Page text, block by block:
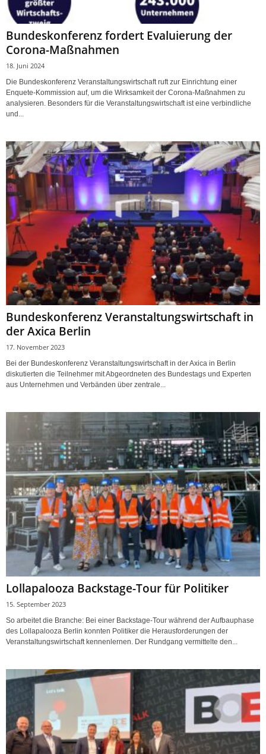
Bundeskonferenz fordert Evaluierung der
Corona-Maßnahmen
18. Juni 2024
Die Bundeskonferenz Veranstaltungswirtschaft ruft zur Einrichtung einer
Enquete-Kommission auf, um die Wirksamkeit der Corona-Maßnahmen zu
analysieren. Besonders für die Veranstaltungswirtschaft ist eine verbindliche
und...
Bundeskonferenz Veranstaltungswirtschaft in
der Axica Berlin
17. November 2023
Bei der Bundeskonferenz Veranstaltungswirtschaft in der Axica in Berlin
diskutierten die Teilnehmer mit Abgeordneten des Bundestags und Experten
aus Unternehmen und Verbänden über zentrale...
Lollapalooza Backstage-Tour für Politiker
15. September 2023
So arbeitet die Branche: Bei einer Backstage-Tour während der Aufbauphase
des Lollapalooza Berlin konnten Politiker die Herausforderungen der
Veranstaltungswirtschaft kennenlernen. Der Rundgang vermittelte den...